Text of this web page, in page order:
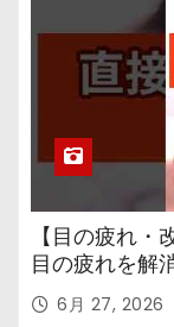
【目の疲れ
目の疲れを解
市の女性・美
6月 27, 2026